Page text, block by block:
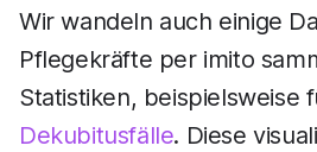
Wir wandeln auch einige
Pflegekräfte per imito
Statistiken, beispielsweise
Dekubitusfälle. Diese